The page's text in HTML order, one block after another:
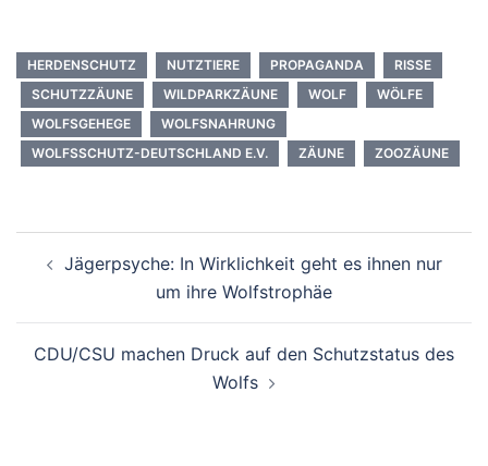
HERDENSCHUTZ NUTZTIERE PROPAGANDA
RISSE
SCHUTZZÄUNE
WILDPARKZÄUNE WOLF
WÖLFE
WOLFSGEHEGE
WOLFSNAHRUNG
WOLFSSCHUTZ-DEUTSCHLAND E.V.
ZÄUNE ZOOZÄUNE
Jägerpsyche: In Wirklichkeit geht es ihnen nur
um ihre Wolfstrophäe
CDU/CSU machen Druck auf den Schutzstatus des
Wolfs